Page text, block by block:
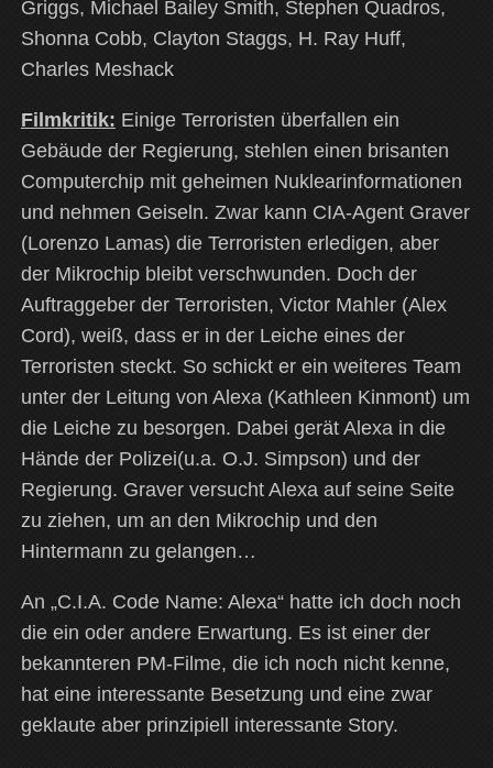
Griggs, Michael Bailey Smith, Stephen Quadros,
Shonna Cobb, Clayton Staggs, H. Ray Huff,
Charles Meshack
Filmkritik: Einige Terroristen überfallen ein
Gebäude der Regierung, stehlen einen brisanten
Computerchip mit geheimen Nuklearinformationen
und nehmen Geiseln. Zwar kann CIA-Agent Graver
(Lorenzo Lamas) die Terroristen erledigen, aber
der Mikrochip bleibt verschwunden. Doch der
Auftraggeber der Terroristen, Victor Mahler (Alex
Cord), weiß, dass er in der Leiche eines der
Terroristen steckt. So schickt er ein weiteres Team
unter der Leitung von Alexa (Kathleen Kinmont) um
die Leiche zu besorgen. Dabei gerät Alexa in die
Hände der Polizei(u.a. O.J. Simpson) und der
Regierung. Graver versucht Alexa auf seine Seite
zu ziehen, um an den Mikrochip und den
Hintermann zu gelangen…
An „C.I.A. Code Name: Alexa“ hatte ich doch noch
die ein oder andere Erwartung. Es ist einer der
bekannteren PM-Filme, die ich noch nicht kenne,
hat eine interessante Besetzung und eine zwar
geklaute aber prinzipiell interessante Story.